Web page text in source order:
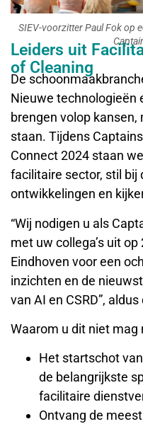
SIEV-voorzitter Paul Fok op
Leiders uit
of Cleaning
De
Nieuwe technologieën
brengen volop kansen,
staan. Tijdens
Connect 2024 staan
facilitaire sector, stil bij
ontwikkelingen en
“Wij nodigen u als
met uw collega’s uit
Eindhoven voor een
inzichten en de
van AI en CSRD”,
Waarom u dit niet mag
Het startschot
de belangrijkste
facilitaire
Ontvang de